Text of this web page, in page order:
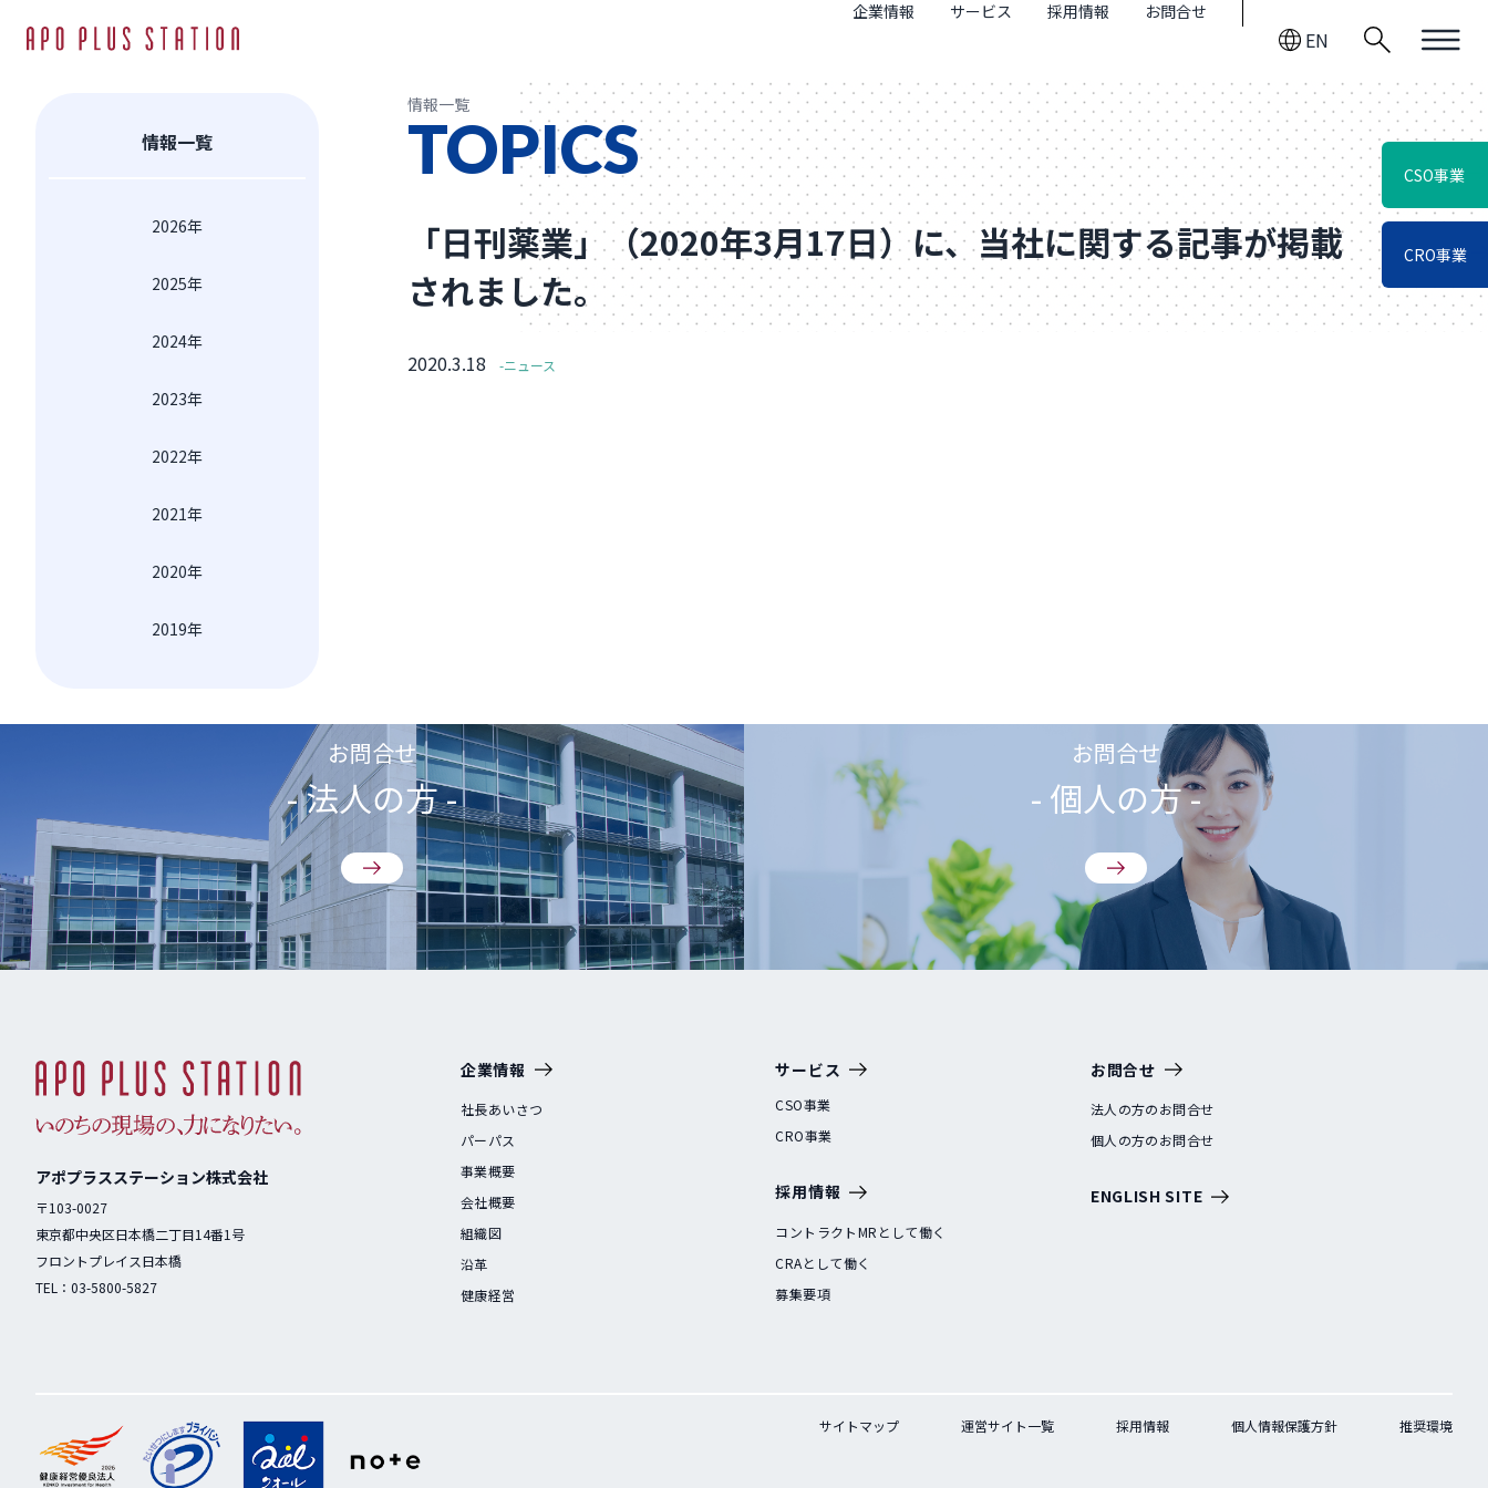
企業情報 サービス 採用情報 お問合せ
EN
CSO事業
CRO事業
情報一覧
2026年
2025年
2024年
2023年
2022年
2021年
2020年
2019年
情報一覧
TOPICS
「日刊薬業」（2020年3月17日）に、当社に関する記事が掲載
されました。
2020.3.18 -ニュース
お問合せ
- 法人の方 -
お問合せ
- 個人の方 -
アポプラスステーション株式会社
〒103-0027
東京都中央区日本橋二丁目14番1号
フロントプレイス日本橋
TEL： 03-5800-5827
企業情報
社長あいさつ
パーパス
事業概要
会社概要
組織図
沿革
健康経営
サービス
CSO事業
CRO事業
採用情報
コントラクトMRとして働く
CRAとして働く
募集要項
お問合せ
法人の方のお問合せ
個人の方のお問合せ
ENGLISH SITE
サイトマップ 運営サイト一覧 採用情報 個人情報保護方針 推奨環境